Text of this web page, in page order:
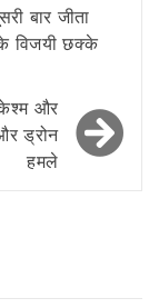
बार जीता
विजयी छक्के
केश्म और
ड्रोन
हमले